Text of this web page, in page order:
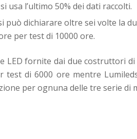
usa l’ultimo 50% dei dati raccolti.
può dichiarare oltre sei volte la
per test di 10000 ore.
LED fornite dai due costruttori
test di 6000 ore mentre
per ognuna delle tre serie di